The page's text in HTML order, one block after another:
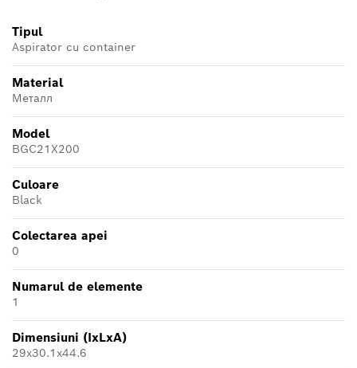
Tipul
Aspirator cu container
Material
Металл
Model
BGC21X200
Culoare
Black
Colectarea apei
0
Numarul de elemente
1
Dimensiuni (IxLxA)
29х30.1х44.6